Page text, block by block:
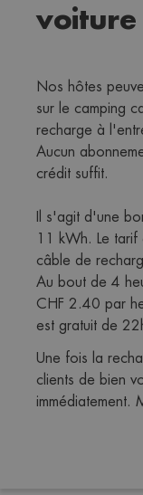
Nos hôtes
sur le camping
recharge à
Aucun
crédit suffit.
Il s'agit d'une
11 kWh. Le
câble de
Au bout de 4
CHF 2.40 par
est gratuit de
Une fois la
clients de bien
immédiatement.